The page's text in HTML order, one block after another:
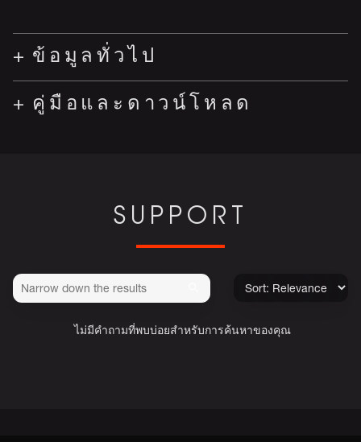
ข้อมูลทั่วไป
คู่มือและดาวน์โหลด
SUPPORT
ไม่มีคำถามที่พบบ่อยสำหรับการค้นหาของคุณ